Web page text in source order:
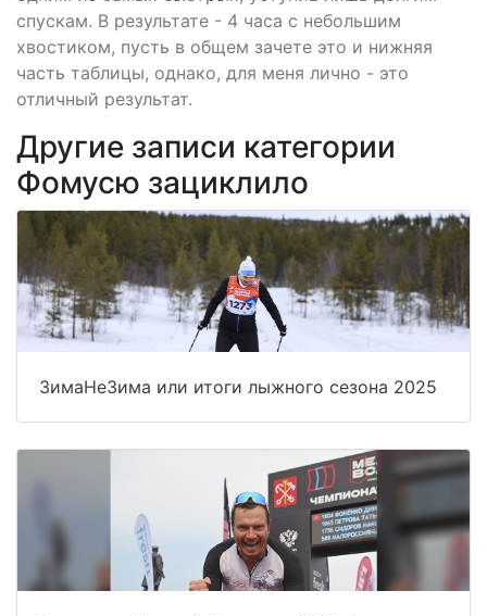
спускам. В результате - 4 часа с небольшим
хвостиком, пусть в общем зачете это и нижняя
часть таблицы, однако, для меня лично - это
отличный результат.
Другие записи категории
Фомусю зациклило
ЗимаНеЗима или итоги лыжного сезона 2025